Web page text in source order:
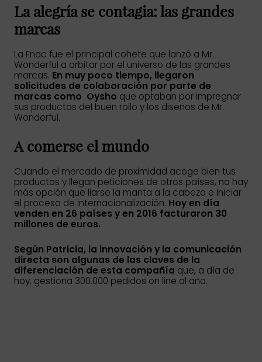
La alegría se contagia: las grandes
marcas
La Fnac fue el principal cohete que lanzó a Mr.
Wonderful a orbitar por el universo de las grandes
marcas. En muy poco tiempo, llegaron
solicitudes de colaboración por parte de
marcas como Oysho que optaban por impregnar
sus productos del buen rollo y los diseños de Mr.
Wonderful.
A comerse el mundo
Cuando el mercado de proximidad acoge bien tus
productos y llegan peticiones de otros países, no hay
más opción que liarse la manta a la cabeza e iniciar
el proceso de internacionalización. Hoy en día
venden en 26 países y en 2016 facturaron 30
millones de euros.
Según Patricia, la innovación y la comunicación
directa son algunas de las claves de la
diferenciación de esta compañía que, a día de
hoy, gestiona 300.000 pedidos on line al año.